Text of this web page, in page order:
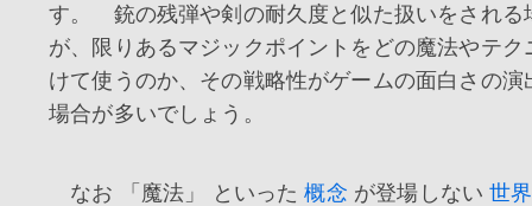
す。 銃の残弾や剣の耐久度と似た扱いをされる
が、限りあるマジックポイントをどの魔法やテク
けて使うのか、その戦略性がゲームの面白さの演
場合が多いでしょう。
なお 「魔法」 といった概念 が登場しない世